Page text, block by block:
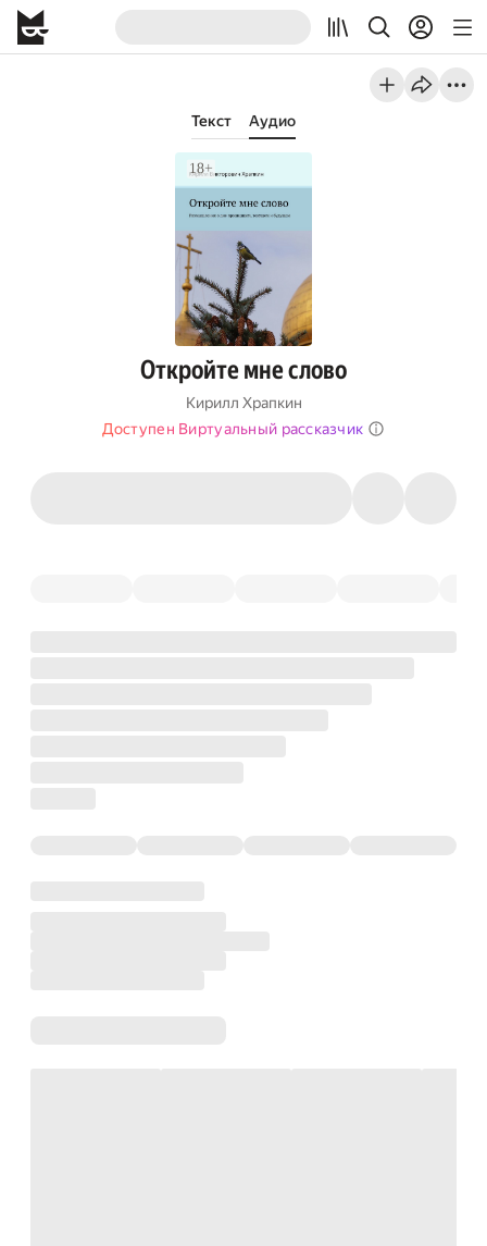
Текст Аудио
Откройте мне слово
Кирилл Храпкин
Доступен Виртуальный рассказчик